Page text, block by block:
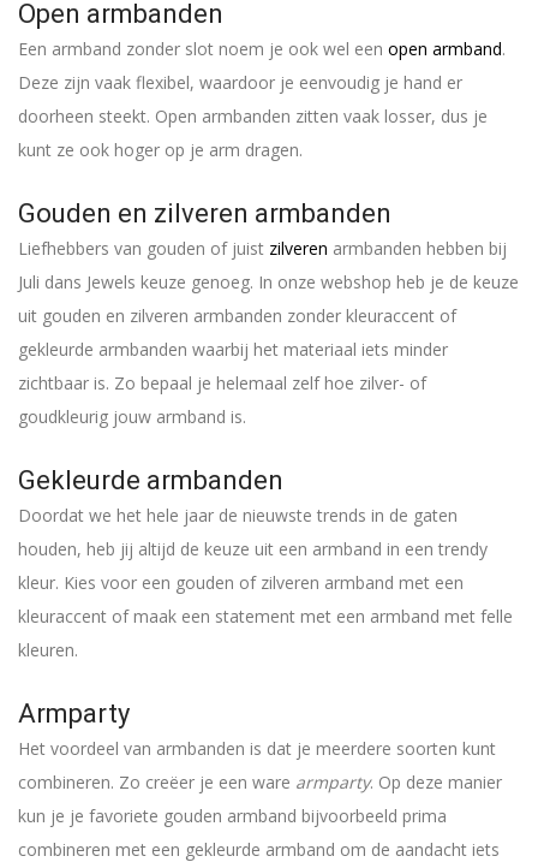
Open armbanden
Een armband zonder slot noem je ook wel een open armband.
Deze zijn vaak flexibel, waardoor je eenvoudig je hand er
doorheen steekt. Open armbanden zitten vaak losser, dus je
kunt ze ook hoger op je arm dragen.
Gouden en zilveren armbanden
Liefhebbers van gouden of juist zilveren armbanden hebben bij
Juli dans Jewels keuze genoeg. In onze webshop heb je de keuze
uit gouden en zilveren armbanden zonder kleuraccent of
gekleurde armbanden waarbij het materiaal iets minder
zichtbaar is. Zo bepaal je helemaal zelf hoe zilver- of
goudkleurig jouw armband is.
Gekleurde armbanden
Doordat we het hele jaar de nieuwste trends in de gaten
houden, heb jij altijd de keuze uit een armband in een trendy
kleur. Kies voor een gouden of zilveren armband met een
kleuraccent of maak een statement met een armband met felle
kleuren.
Armparty
Het voordeel van armbanden is dat je meerdere soorten kunt
combineren. Zo creëer je een ware armparty. Op deze manier
kun je je favoriete gouden armband bijvoorbeeld prima
combineren met een gekleurde armband om de aandacht iets